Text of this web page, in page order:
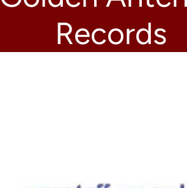
Records